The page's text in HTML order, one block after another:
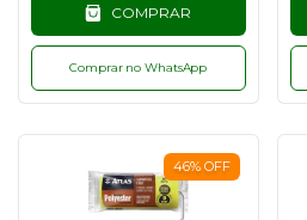
COMPRAR
Comprar no WhatsApp
46% OFF